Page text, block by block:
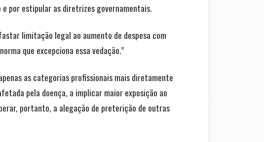
por estipular as diretrizes governamentais.
limitação legal ao aumento de despesa com
que excepciona essa vedação.”
as categorias profissionais mais diretamente
pela doença, a implicar maior exposição ao
portanto, a alegação de preterição de outras